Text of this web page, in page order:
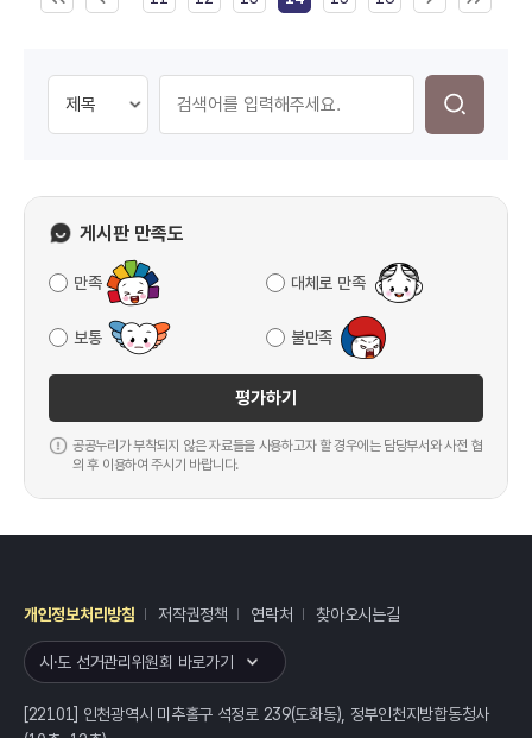
게시판 만족도
만족 대체로 만족
보통 불만족
평가하기
공공누리가 부착되지 않은 자료들을 사용하고자 할 경우에는 담당부서와 사전 협
의 후 이용하여 주시기 바랍니다.
개인정보처리방침 저작권정책 연락처 찾아오시는길
시·도 선거관리위원회 바로가기
[22101] 인천광역시 미추홀구 석정로 239(도화동), 정부인천지방합동청사